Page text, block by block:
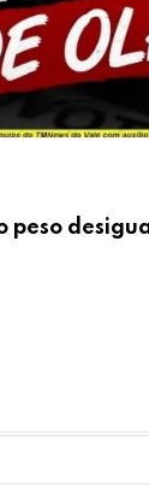
peso